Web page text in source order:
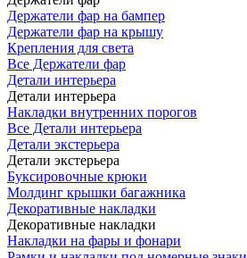
Держатели фар на бампер
Держатели фар на крышу
Крепления для света
Все Держатели фар
Детали интерьера
Детали интерьера
Накладки внутренних порогов
Все Детали интерьера
Детали экстерьера
Детали экстерьера
Буксировочные крюки
Молдинг крышки багажника
Декоративные накладки
Декоративные накладки
Накладки на фары и фонари